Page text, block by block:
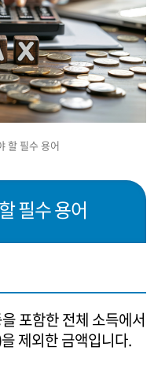
할 필수 용어
필수 용어
포함한 전체 소득에서
을 제외한 금액입니다.